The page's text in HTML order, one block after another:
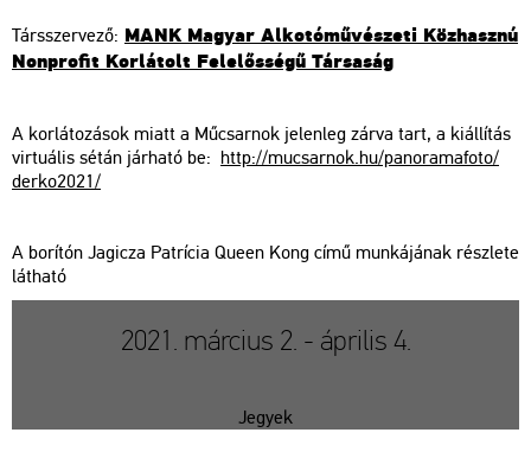
Társ­szer­ve­ző: MANK Ma­gyar Al­ko­tó­mű­vé­sze­ti Köz­hasz­nú
Non­pro­fit Kor­lá­tolt Fe­le­lős­sé­gű Tár­sa­ság
A kor­lá­to­zá­sok miatt a Mű­csar­nok je­len­leg zárva tart, a ki­ál­lí­tás
vir­tu­á­lis sétán jár­ha­tó be: http://​mu­csar­nok.​hu/​pan​oram​afot​o/​
der­ko2021/
A bo­rí­tón Jagi­cza Pat­rí­cia Queen Kong című mun­ká­já­nak rész­le­te
lát­ha­tó
2021. március 2. - április 4.
Jegyek